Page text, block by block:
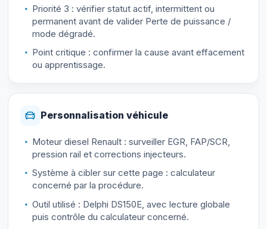
Priorité 3 : vérifier statut actif, intermittent ou
permanent avant de valider Perte de puissance /
mode dégradé.
Point critique : confirmer la cause avant effacement
ou apprentissage.
Personnalisation véhicule
Moteur diesel Renault : surveiller EGR, FAP/SCR,
pression rail et corrections injecteurs.
Système à cibler sur cette page : calculateur
concerné par la procédure.
Outil utilisé : Delphi DS150E, avec lecture globale
puis contrôle du calculateur concerné.